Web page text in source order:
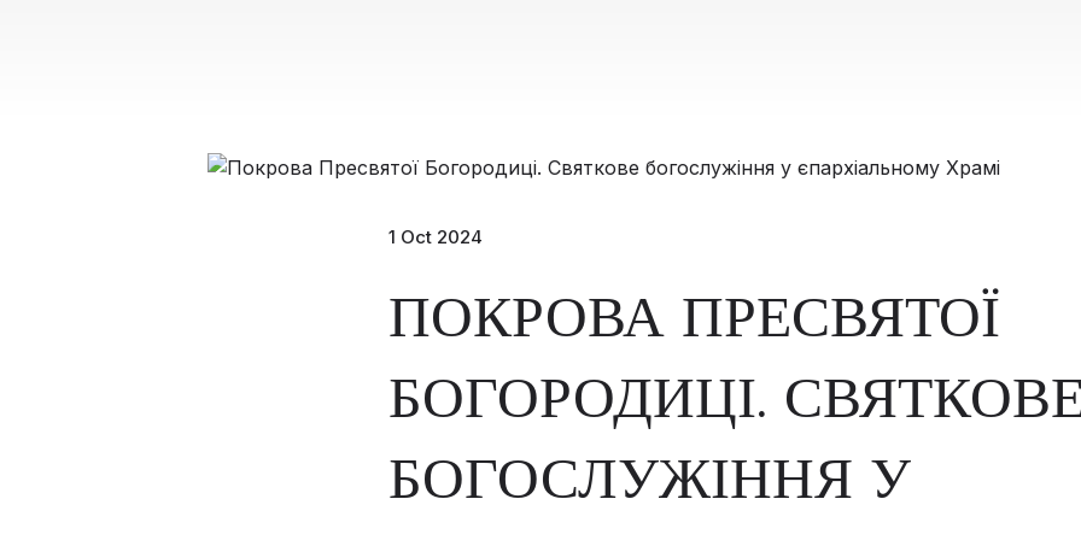
1 Oct 2024
ПОКРОВА ПРЕСВЯТОЇ
БОГОРОДИЦІ.
БОГОСЛУЖІННЯ У